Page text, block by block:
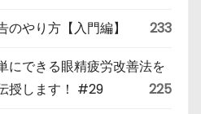
やり方【入門編】 233
にできる眼精疲労改善法を
授します！ #29
225